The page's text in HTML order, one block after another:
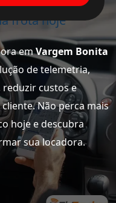
frota hoje
emVargem Bonita
de telemetria,
reduzir custos e
Não perca mais
hoje e descubra
sua locadora.